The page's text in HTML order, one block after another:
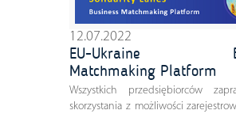
12.07.2022
EU-Ukraine
Matchmaking Platform
Wszystkich przedsiębiorców
skorzystania z możliwości